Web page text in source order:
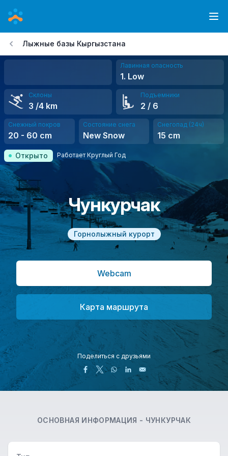
Перейти
основному
содержанию
Лыжные базы Кыргызстана
Склоны
3 /4 km
Подъемники
2 / 6
Снежный покров
20 - 60 cm
Состояние снега
New Snow
Снегопад (24ч)
15 cm
Лавинная опасность
1. Low
Открыто Работает Круглый Год
Чункурчак
Горнолыжный курорт
Webcam
Карта маршрута
Поделиться с друзьями
ОСНОВНАЯ ИНФОРМАЦИЯ - ЧУНКУРЧАК